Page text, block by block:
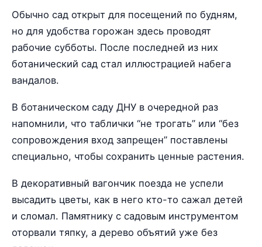
Обычно сад открыт для посещений по будням,
но для удобства горожан здесь проводят
рабочие субботы. После последней из них
ботанический сад стал иллюстрацией набега
вандалов.
В ботаническом саду ДНУ в очередной раз
напомнили, что таблички “не трогать” или “без
сопровождения вход запрещен” поставлены
специально, чтобы сохранить ценные растения.
В декоративный вагончик поезда не успели
высадить цветы, как в него кто-то сажал детей
и сломал. Памятнику с садовым инструментом
оторвали тяпку, а дерево объятий уже без